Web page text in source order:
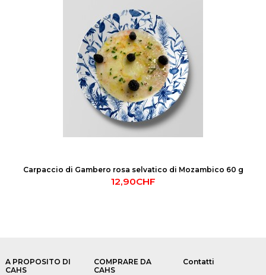
Carpaccio di Gambero rosa selvatico di Mozambico 60 g
12,90CHF
A PROPOSITO DI
CAHS
COMPRARE DA
CAHS
Contatti